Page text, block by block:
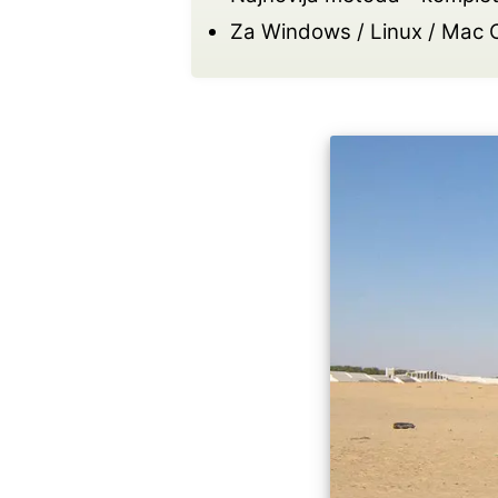
Za Windows / Linux / Mac